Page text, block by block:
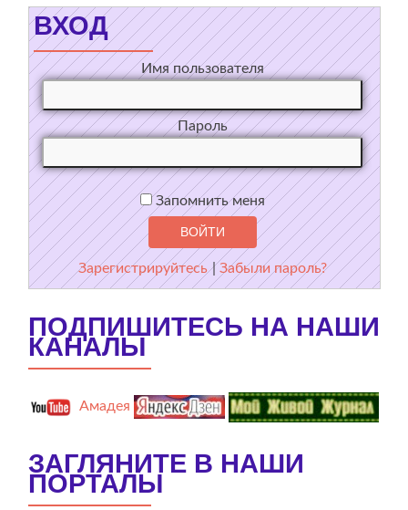
ВХОД
Имя пользователя
Пароль
Запомнить меня
Зарегистрируйтесь |Забыли пароль?
ПОДПИШИТЕСЬ НА НАШИ
КАНАЛЫ
Амадея
ЗАГЛЯНИТЕ В НАШИ
ПОРТАЛЫ